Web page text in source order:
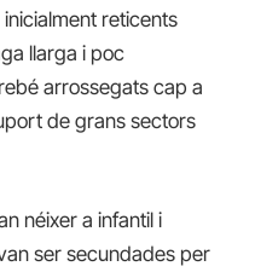
inicialment reticents
llarga i poc
arrossegats cap a
de grans sectors
néixer a infantil i
ser secundades per